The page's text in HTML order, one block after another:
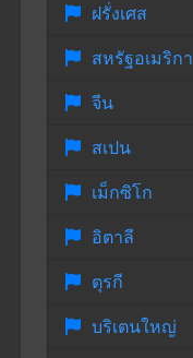
ฝรั่งเศส
สหรัฐอเมริกา
จีน
สเปน
เม็กซิโก
อิตาลี
ตุรกี
บริเตนใหญ่